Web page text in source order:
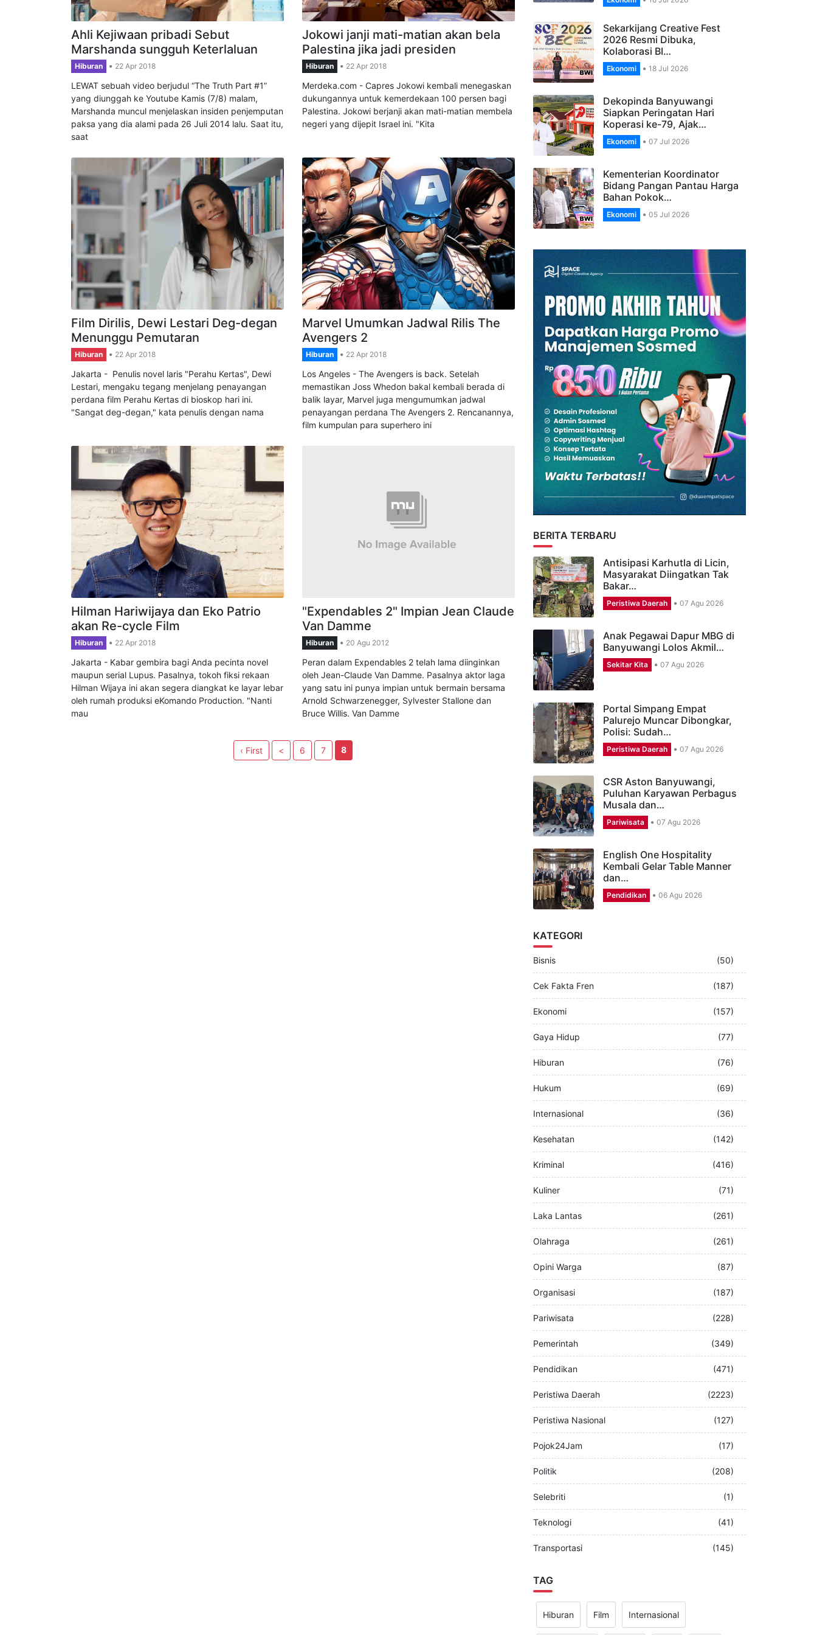
Ahli Kejiwaan pribadi Sebut
Marshanda sungguh Keterlaluan
Hiburan 22 Apr 2018
LEWAT sebuah video berjudul “The Truth Part #1”
yang diunggah ke Youtube Kamis (7/8) malam,
paksa yang dia alami pada 26 Juli 2014 lalu. Saat itu,
saat
Jokowi janji mati-matian akan bela
Palestina jika jadi presiden
Hiburan 22 Apr 2018
Merdeka.com - Capres Jokowi kembali menegaskan
negeri yang dijepit Israel ini. "Kita
Film Dirilis, Dewi Lestari Deg-degan
Menunggu Pemutaran
Hiburan 22 Apr 2018
Jakarta - Penulis novel laris "Perahu Kertas", Dewi
"Sangat deg-degan," kata penulis dengan nama
Marvel Umumkan Jadwal Rilis The
Avengers 2
Hiburan 22 Apr 2018
Los Angeles - The Avengers is back. Setelah
memastikan Joss Whedon bakal kembali berada di
Hilman Hariwijaya dan Eko Patrio
akan Re-cycle Film
Hiburan 22 Apr 2018
Jakarta - Kabar gembira bagi Anda pecinta novel
maupun serial Lupus. Pasalnya, tokoh fiksi rekaan
"Expendables 2" Impian Jean Claude
Van Damme
Hiburan 20 Agu 2012
Peran dalam Expendables 2 telah lama diinginkan
oleh Jean-Claude Van Damme. Pasalnya aktor laga
Bruce Willis. Van Damme
Banyuwangi, Apresiasi
Ekonomi 18 Jul 2026
Sekarkijang Creative Fest
2026 Resmi Dibuka,
Ekonomi 18 Jul 2026
Dekopinda Banyuwangi
Siapkan Peringatan Hari
Ekonomi 07 Jul 2026
Kementerian Koordinator
Bidang Pangan Pantau Harga
Ekonomi 05 Jul 2026
BERITA TERBARU
Antisipasi Karhutla di Licin,
Masyarakat Diingatkan Tak
Peristiwa Daerah 07 Agu 2026
Anak Pegawai Dapur MBG di
Portal Simpang Empat
Palurejo Muncar Dibongkar,
Peristiwa Daerah 07 Agu 2026
CSR Aston Banyuwangi,
Puluhan Karyawan Perbagus
Pariwisata 07 Agu 2026
English One Hospitality
Kembali Gelar Table Manner
KATEGORI
Bisnis (50)
Cek Fakta Fren (187)
Ekonomi (157)
Gaya Hidup (77)
Hiburan (76)
Hukum (69)
Internasional (36)
Kesehatan (142)
Kriminal (416)
Kuliner (71)
Laka Lantas (261)
Olahraga (261)
Opini Warga (87)
Organisasi (187)
Pariwisata (228)
Pemerintah (349)
Pendidikan (471)
Peristiwa Daerah (2223)
Peristiwa Nasional (127)
Pojok24Jam (17)
Politik (208)
Selebriti (1)
Transportasi
TAG